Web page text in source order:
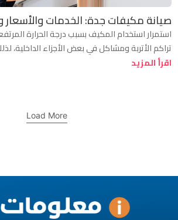
صيانة مكيفات جدة: الخدمات والأسعار
استمرار استخدام المكيف بسبب درجة الحرارة
تراكم الأتربة ومشاكل في بعض الأجزاء الداخلية،
اقرأ المزيد
Load More